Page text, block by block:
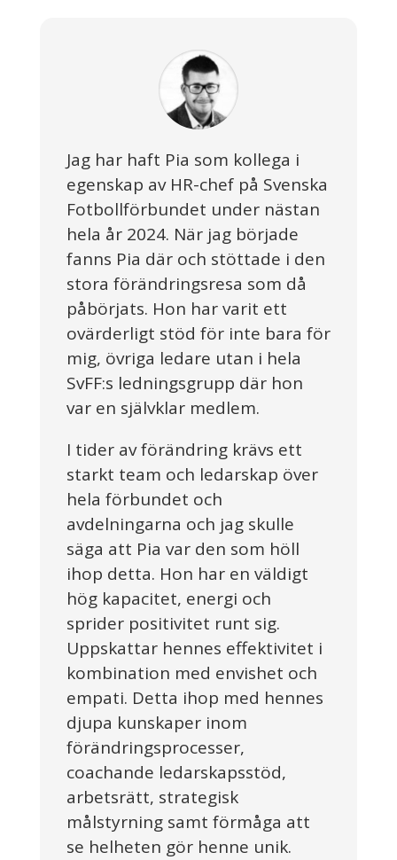
Jag har haft Pia som kollega i
egenskap av HR-chef på Svenska
Fotbollförbundet under nästan
hela år 2024. När jag började
fanns Pia där och stöttade i den
stora förändringsresa som då
påbörjats. Hon har varit ett
ovärderligt stöd för inte bara för
mig, övriga ledare utan i hela
SvFF:s ledningsgrupp där hon
var en självklar medlem.
I tider av förändring krävs ett
starkt team och ledarskap över
hela förbundet och
avdelningarna och jag skulle
säga att Pia var den som höll
ihop detta. Hon har en väldigt
hög kapacitet, energi och
sprider positivitet runt sig.
Uppskattar hennes effektivitet i
kombination med envishet och
empati. Detta ihop med hennes
djupa kunskaper inom
förändringsprocesser,
coachande ledarskapsstöd,
arbetsrätt, strategisk
målstyrning samt förmåga att
se helheten gör henne unik.